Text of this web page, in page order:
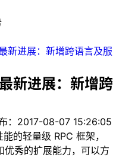
新进展：新增跨语言及服
新进展：新增跨
： 2017-08-07 15:26:05
的轻量级 RPC 框架，
秀的扩展能力，可以方